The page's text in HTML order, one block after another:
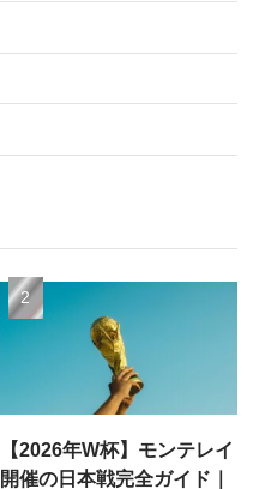
【2026年W杯】モンテレイ
開催の日本戦完全ガイド｜